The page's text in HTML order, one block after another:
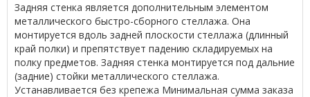
Задняя стенка является дополнительным элементом
металлического быстро-сборного стеллажа. Она
монтируется вдоль задней плоскости стеллажа (длинный
край полки) и препятствует падению складируемых на
полку предметов. Задняя стенка монтируется под дальние
(задние) стойки металлического стеллажа.
Устанавливается без крепежа Минимальная сумма заказа